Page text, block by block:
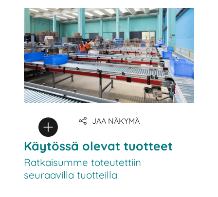
JAA NÄKYMÄ
Käytössä olevat tuotteet
Ratkaisumme toteutettiin
seuraavilla tuotteilla